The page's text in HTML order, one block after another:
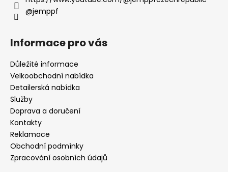
@jemppf
Informace pro vás
Důležité informace
Velkoobchodní nabídka
Detailerská nabídka
Služby
Doprava a doručení
Kontakty
Reklamace
Obchodní podmínky
Zpracování osobních údajů